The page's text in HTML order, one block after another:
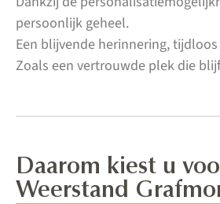
persoonlijk geheel.
Een blijvende herinnering,
Zoals een vertrouwde plek die
Daarom kiest u
Weerstand